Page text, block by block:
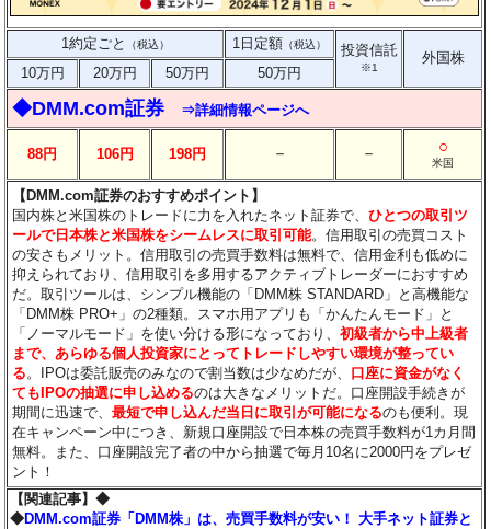
1約定ごと （税込） 1日定額 （税込） 投資信託
※1
外国株
10万円
20万円 50万円 50万円
◆DMM.com証券 ⇒詳細情報ページへ
88円 106円 198円 － － ○
米国
【DMM.com証券のおすすめポイント】
国内株と米国株のトレードに力を入れたネット証券で、ひとつの取引ツ
ールで日本株と米国株をシームレスに取引可能。信用取引の売買コスト
の安さもメリット。信用取引の売買手数料は無料で、信用金利も低めに
抑えられており、信用取引を多用するアクティブトレーダーにおすすめ
だ。取引ツールは、シンプル機能の「DMM株 STANDARD」と高機能な
「DMM株 PRO+」の2種類。スマホ用アプリも「かんたんモード」と
「ノーマルモード」を使い分ける形になっており、初級者から中上級者
まで、あらゆる個人投資家にとってトレードしやすい環境が整ってい
る。IPOは委託販売のみなので割当数は少なめだが、 口座に資金がなく
てもIPOの抽選に申し込めるのは大きなメリットだ。口座開設手続きが
期間に迅速で、最短で申し込んだ当日に取引が可能になるのも便利。現
在キャンペーン中につき、新規口座開設で日本株の売買手数料が1カ月間
無料。また、口座開設完了者の中から抽選で毎月10名に2000円をプレゼ
ント！
【関連記事】◆
◆DMM.com証券「DMM株」は、売買手数料が安い！ 大手ネット証券と